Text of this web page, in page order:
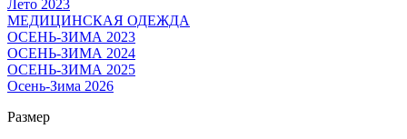
Лето 2023
МЕДИЦИНСКАЯ ОДЕЖДА
ОСЕНЬ-ЗИМА 2023
ОСЕНЬ-ЗИМА 2024
ОСЕНЬ-ЗИМА 2025
Осень-Зима 2026
Размер